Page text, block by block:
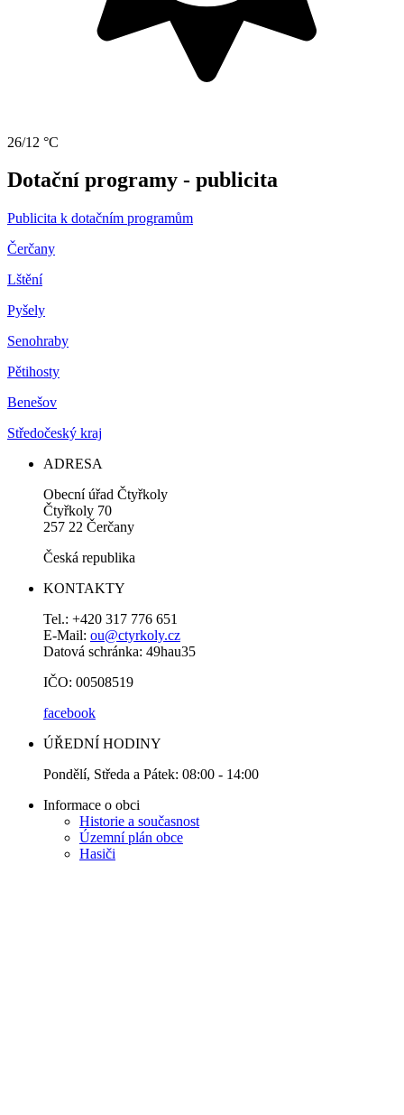
26/12 °C
Dotační programy - publicita
Publicita k dotačním programům
Čerčany
Lštění
Pyšely
Senohraby
Pětihosty
Benešov
Středočeský kraj
ADRESA
Obecní úřad Čtyřkoly
Čtyřkoly 70
257 22 Čerčany
Česká republika
KONTAKTY
Tel.: +420 317 776 651
E-Mail: ou@ctyrkoly.cz
Datová schránka: 49hau35
IČO: 00508519
facebook
ÚŘEDNÍ HODINY
Pondělí, Středa a Pátek: 08:00 - 14:00
Informace o obci
Historie a současnost
Územní plán obce
Hasiči